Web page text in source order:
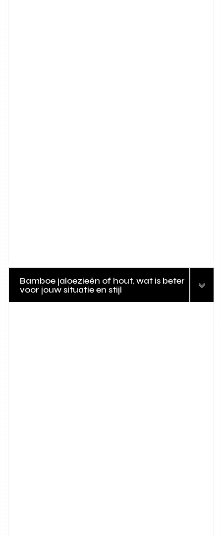
Bamboe jaloezieën of hout, wat is beter
voor jouw situatie en stijl